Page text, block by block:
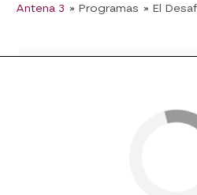
Antena 3 » Programas » El